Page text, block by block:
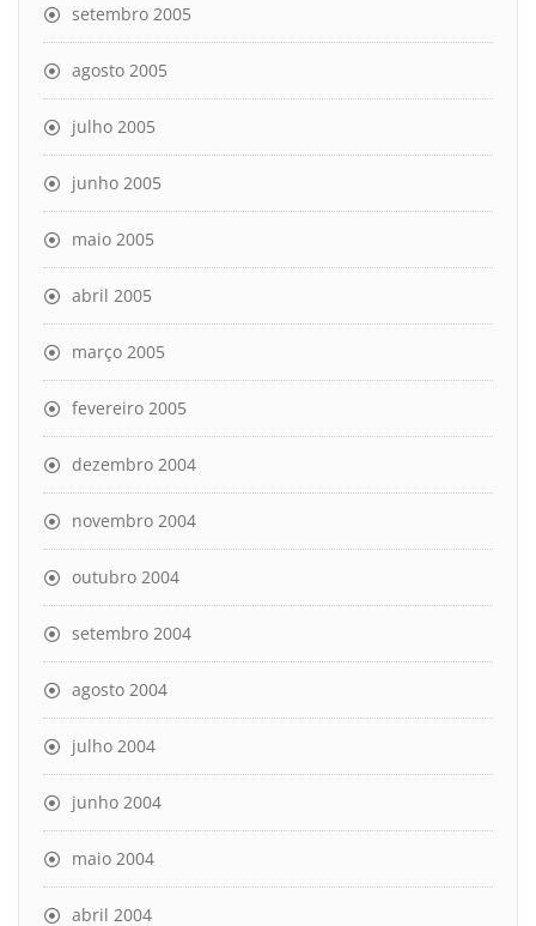
setembro 2005
agosto 2005
julho 2005
junho 2005
maio 2005
abril 2005
março 2005
fevereiro 2005
dezembro 2004
novembro 2004
outubro 2004
setembro 2004
agosto 2004
julho 2004
junho 2004
maio 2004
abril 2004